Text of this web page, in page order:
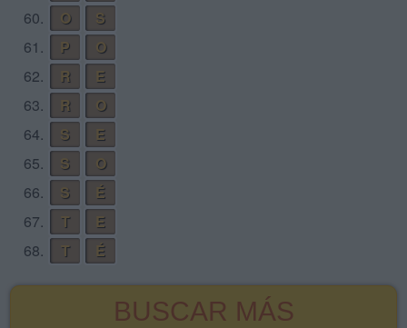
60.
O
S
61.
P
O
62.
R
E
63.
R
O
64.
S
E
65.
S
O
66.
S
É
67.
T
E
68.
T É
BUSCAR MÁS